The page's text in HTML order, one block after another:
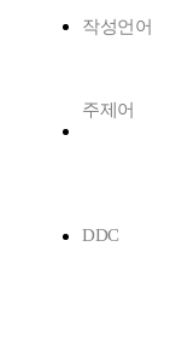
작성언어
주제어
DDC